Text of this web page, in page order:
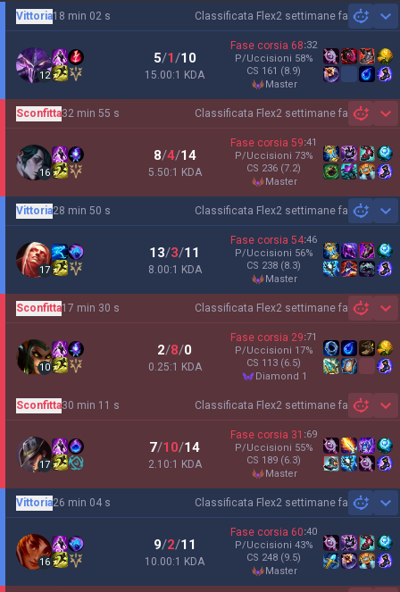
Classificata Flex2 settimane fa
Vittoria18 min 02 s
12
5/1/10
15.00:1 KDA
Fase corsia 68:32
P/Uccisioni 58%
CS 161 (8.9)
master
Classificata Flex2 settimane fa
Sconfitta32 min 55 s
16
8/4/14
5.50:1 KDA
Fase corsia 59:41
P/Uccisioni 73%
CS 236 (7.2)
master
Classificata Flex2 settimane fa
Vittoria28 min 50 s
17
13/3/11
8.00:1 KDA
Fase corsia 54:46
P/Uccisioni 56%
CS 238 (8.3)
master
Classificata Flex2 settimane fa
Sconfitta17 min 30 s
10
2/8/0
0.25:1 KDA
Fase corsia 29:71
P/Uccisioni 17%
CS 113 (6.5)
diamond 1
Classificata Flex2 settimane fa
Sconfitta30 min 11 s
17
7/10/14
2.10:1 KDA
Fase corsia 31 :69
P/Uccisioni 55%
CS 189 (6.3)
master
Classificata Flex2 settimane fa
Vittoria26 min 04 s
16
9/2/11
10.00:1 KDA
Fase corsia 60:40
P/Uccisioni 43%
CS 248 (9.5)
master